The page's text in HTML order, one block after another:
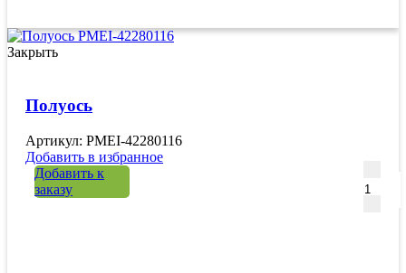
Закрыть
Полуось
Артикул: PMEI-42280116
Добавить в избранное
Добавить к
заказу